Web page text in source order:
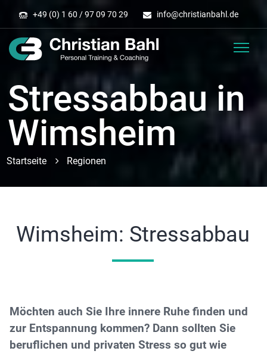
+49 (0) 1 60 / 97 09 70 29 info@christianbahl.de
Stressabbau in
Wimsheim
Startseite Regionen
Wimsheim: Stressabbau
Möchten auch Sie Ihre innere Ruhe finden und
zur Entspannung kommen? Dann sollten Sie
beruflichen und privaten Stress so gut wie